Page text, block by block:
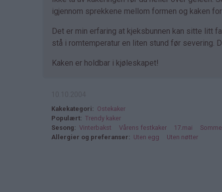
igjennom sprekkene mellom formen og kaken
Det er min erfaring at kjeksbunnen kan sitte litt
stå i romtemperatur en liten stund før severing.
Kaken er holdbar i kjøleskapet!
Kakekategori
Ostekaker
Populært
Trendy kaker
Sesong
Vinterbakst Vårens festkaker 17.mai
Allergier og preferanser
Uten egg Uten nøtter